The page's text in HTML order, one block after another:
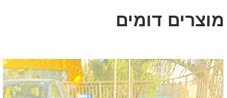
מוצרים דומים